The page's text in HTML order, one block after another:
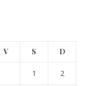
V S D
1 2